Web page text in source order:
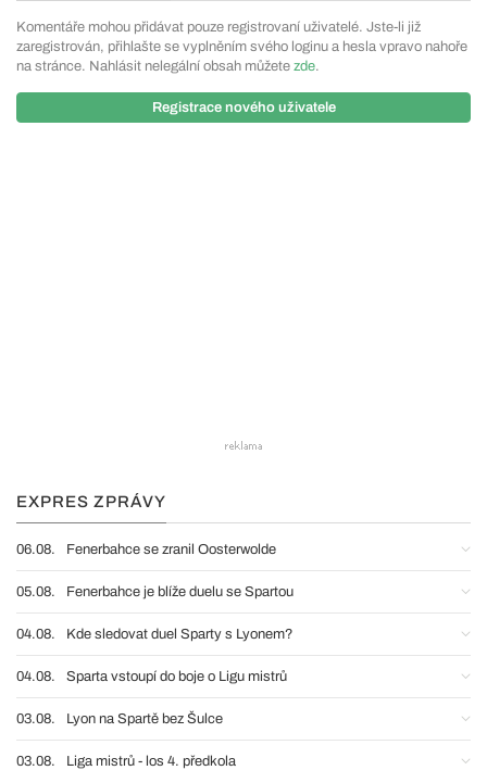
Komentáře mohou přidávat pouze registrovaní uživatelé. Jste-li již
zaregistrován, přihlašte se vyplněním svého loginu a hesla vpravo nahoře
na stránce. Nahlásit nelegální obsah můžete zde.
Registrace nového uživatele
EXPRES ZPRÁVY
06.08. Fenerbahce se zranil Oosterwolde
05.08. Fenerbahce je blíže duelu se Spartou
04.08. Kde sledovat duel Sparty s Lyonem?
04.08. Sparta vstoupí do boje o Ligu mistrů
03.08. Lyon na Spartě bez Šulce
03.08. Liga mistrů - los 4. předkola